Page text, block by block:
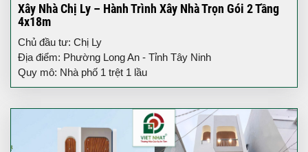
Xây Nhà Chị Ly – Hành Trình Xây Nhà Trọn Gói 2 Tầng
4x18m
Chủ đầu tư: Chị Ly
Địa điểm: Phường Long An - Tỉnh Tây Ninh
Quy mô: Nhà phố 1 trệt 1 lầu